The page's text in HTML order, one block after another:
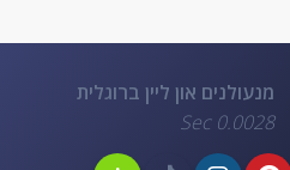
מנעולנים און ליין ברוגלית
0.0028 Sec